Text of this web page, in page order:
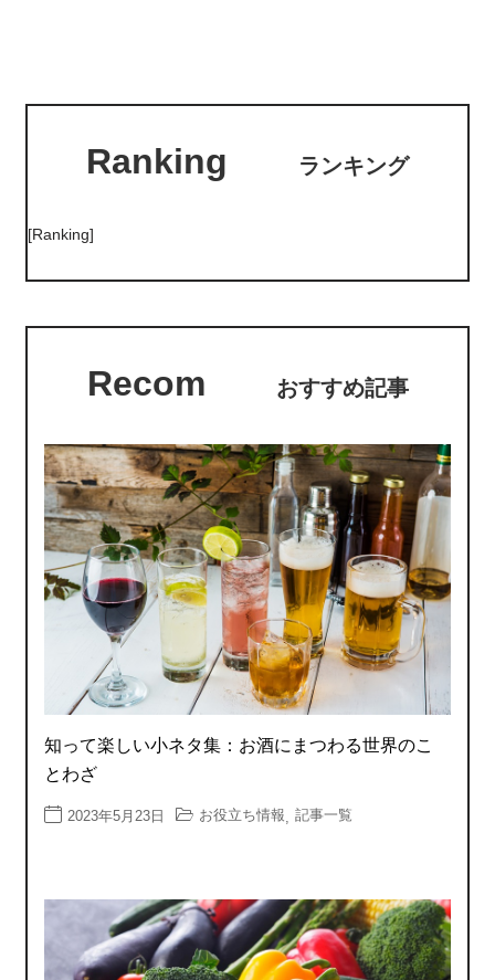
Ranking ランキング
[Ranking]
Recom おすすめ記事
知って楽しい小ネタ集：お酒にまつわる世界のこ
とわざ
2023年5月23日 お役立ち情報, 記事一覧